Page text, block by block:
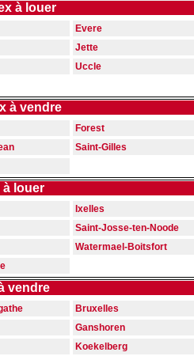
à louer
Evere
Jette
Uccle
à vendre
Forest
Saint-Gilles
à louer
Ixelles
Saint-Josse-ten-Noode
Watermael-Boitsfort
vendre
Bruxelles
Ganshoren
Koekelberg